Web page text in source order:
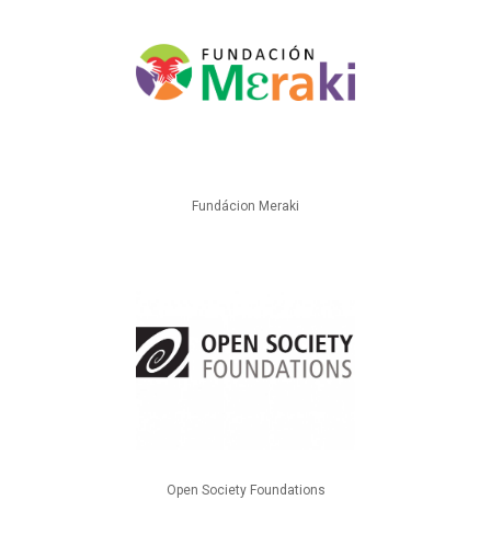
Fundácion Meraki
Open Society Foundations